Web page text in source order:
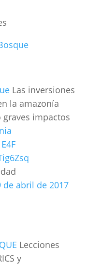
Las inversiones
la amazonía
impactos
de abril de 2017
Lecciones
y